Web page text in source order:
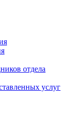
отдела
услуг